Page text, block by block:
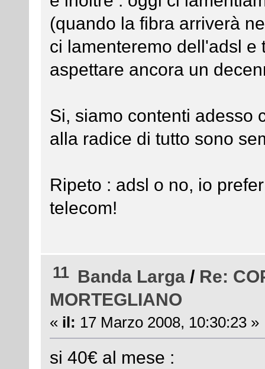
(quando la fibra arriverà
ci lamenteremo dell'adsl e
aspettare ancora un
Si, siamo contenti adesso
alla radice di tutto sono
Ripeto : adsl o no, io
telecom!
11 Banda Larga / Re:
MORTEGLIANO
« il: 17 Marzo 2008, 10:30:23 »
si 40€ al mese :